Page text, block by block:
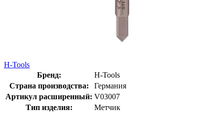
H-Tools
Бренд:
H-Tools
Страна производства:
Германия
Артикул расширенный: V03007
Тип изделия:
Метчик